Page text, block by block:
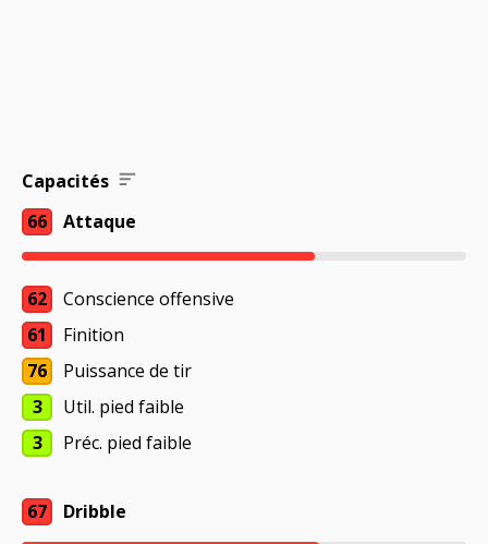
Capacités
66
Attaque
62
Conscience offensive
61
Finition
76
Puissance de tir
3
Util. pied faible
3
Préc. pied faible
67 Dribble